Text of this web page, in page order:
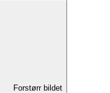
Forstørr bildet